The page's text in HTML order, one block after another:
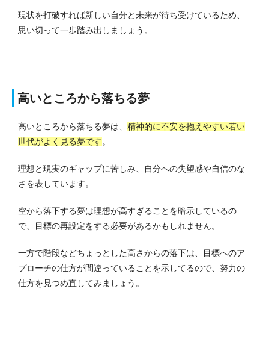
現状を打破すれば新しい自分と未来が待ち受けているため、
思い切って一歩踏み出しましょう。
高いところから落ちる夢
高いところから落ちる夢は、 精神的に不安を抱えやすい若い
世代がよく見る夢です。
理想と現実のギャップに苦しみ、自分への失望感や自信のな
さを表しています。
空から落下する夢は理想が高すぎることを暗示しているの
で、目標の再設定をする必要があるかもしれません。
一方で階段などちょっとした高さからの落下は、目標へのア
プローチの仕方が間違っていることを示してるので、努力の
仕方を見つめ直してみましょう。